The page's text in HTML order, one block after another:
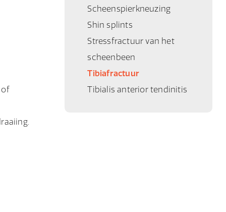
of
Scheenspierkneuzing
Shin splints
Stressfractuur van het
scheenbeen
Tibiafractuur
Tibialis anterior tendinitis